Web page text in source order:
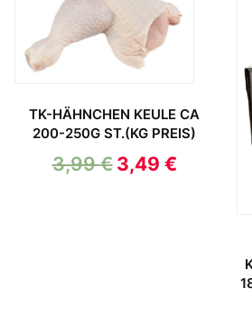
TK-HÄHNCHEN KEULE CA
200-250G ST.(KG PREIS)
3,99€ 3,49 €